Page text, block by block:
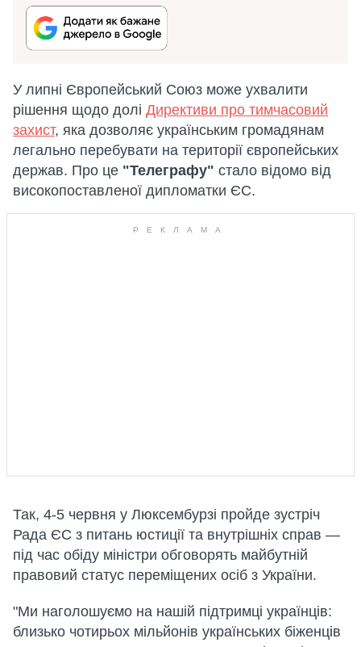
У липні Європейський Союз може ухвалити
рішення щодо долі Директиви про тимчасовий
захист, яка дозволяє українським громадянам
легально перебувати на території європейських
держав. Про це "Телеграфу" стало відомо від
високопоставленої дипломатки ЄС.
Так, 4-5 червня у Люксембурзі пройде зустріч
Рада ЄС з питань юстиції та внутрішніх справ —
під час обіду міністри обговорять майбутній
правовий статус переміщених осіб з України.
"Ми наголошуємо на нашій підтримці українців:
близько чотирьох мільйонів українських біженців